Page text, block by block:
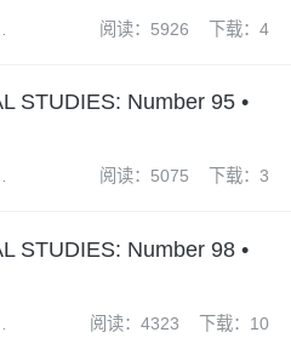
阅读：5926 下载：4
STUDIES: Number 95 •
阅读：5075 下载：3
STUDIES: Number 98 •
阅读：4323 下载：10